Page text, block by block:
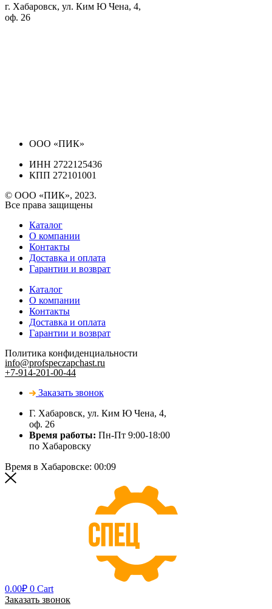
г. Хабаровск, ул. Ким Ю Чена, 4,
оф. 26
ООО «ПИК»
ИНН 2722125436
КПП 272101001
© ООО «ПИК», 2023.
Все права защищены
Каталог
О компании
Контакты
Доставка и оплата
Гарантии и возврат
Каталог
О компании
Контакты
Доставка и оплата
Гарантии и возврат
Политика конфиденциальности
info@profspeczapchast.ru
+7-914-201-00-44
Заказать звонок
Г. Хабаровск, ул. Ким Ю Чена, 4,
оф. 26
Время работы: Пн-Пт 9:00-18:00
по Хабаровску
Время в Хабаровске: 00:09
0.00₽ 0 Cart
Заказать звонок